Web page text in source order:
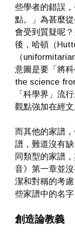
些學者的錯誤
點。」為甚麼
會受到質疑呢
後，哈頓（
（
意圖是要「將
the science
「科學界」流
觀點強加在經
而其他的家譜
譜，難道沒有
同類型的家譜
音》第一章並
潔和對稱的考
些家譜中的名字
創造論教義